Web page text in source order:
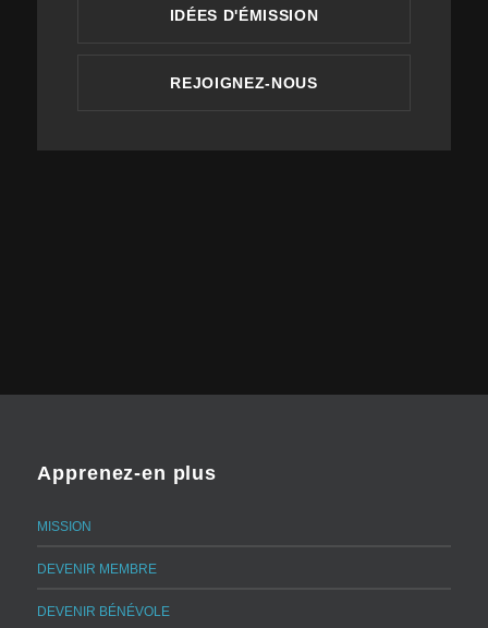
IDÉES D'ÉMISSION
REJOIGNEZ-NOUS
Apprenez-en plus
MISSION
DEVENIR MEMBRE
DEVENIR BÉNÉVOLE